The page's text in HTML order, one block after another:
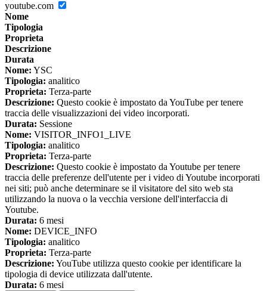
youtube.com
Nome
Tipologia
Proprieta
Descrizione
Durata
Nome: YSC
Tipologia: analitico
Proprieta: Terza-parte
Descrizione: Questo cookie è impostato da YouTube per tenere
traccia delle visualizzazioni dei video incorporati.
Durata: Sessione
Nome: VISITOR_INFO1_LIVE
Tipologia: analitico
Proprieta: Terza-parte
Descrizione: Questo cookie è impostato da Youtube per tenere
traccia delle preferenze dell'utente per i video di Youtube incorporati
nei siti; può anche determinare se il visitatore del sito web sta
utilizzando la nuova o la vecchia versione dell'interfaccia di
Youtube.
Durata: 6 mesi
Nome: DEVICE_INFO
Tipologia: analitico
Proprieta: Terza-parte
Descrizione: YouTube utilizza questo cookie per identificare la
tipologia di device utilizzata dall'utente.
Durata: 6 mesi